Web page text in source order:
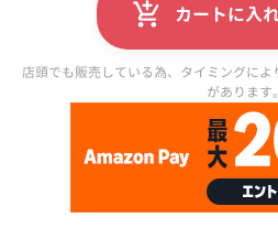
カートに入
店頭でも販売している為、タイミングに
があります。